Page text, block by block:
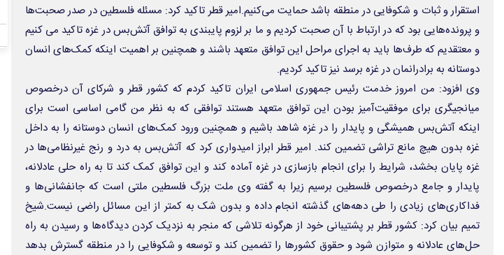
استقرار و ثبات و شکوفایی در منطقه باشد حمایت می‌کنیم.امیر قطر تاکید کرد: مسئله فلسطین در صدر صحبت‌ها
و پرونده‌هایی بود که در ارتباط با آن صحبت کردیم و ما بر لزوم پایبندی به توافق آتش‌بس در غزه تاکید می کنیم
و معتقدیم که طرف‌ها باید به اجرای مراحل این توافق متعهد باشند و همچنین بر اهمیت اینکه کمک‌های انسان
دوستانه به برادرانمان در غزه برسد نیز تاکید کردیم.
وی افزود: من امروز خدمت رئیس جمهوری اسلامی ایران تاکید کردم که کشور قطر و شرکای آن درخصوص
میانجیگری برای موفقیت‌آمیز بودن این توافق متعهد هستند توافقی که به نظر من گامی اساسی است برای
اینکه آتش‌بس همیشگی و پایدار را در غزه شاهد باشیم و همچنین ورود کمک‌های انسان دوستانه را به داخل
غزه بدون هیچ مانع تراشی تضمین کند. امیر قطر ابراز امیدواری کرد که آتش‌بس به درد و رنج غیرنظامی‌ها در
غزه پایان بخشد، شرایط را برای انجام بازسازی در غزه آماده‌ کند و این توافق کمک کند تا به راه حلی عادلانه،
پایدار و جامع درخصوص فلسطین برسیم زیرا به گفته وی ملت بزرگ فلسطین ملتی است که جانفشانی‌ها و
فداکاری‌های زیادی را طی دهه‌های گذشته انجام داده و بدون شک به کمتر از این مسائل راضی نیست.شیخ
تمیم بیان کرد: کشور قطر بر پشتیبانی خود از هرگونه تلاشی که منجر به نزدیک کردن دیدگاه‌ها و رسیدن به راه
حل‌های عادلانه و متوازن شود و حقوق کشورها را تضمین کند و توسعه و شکوفایی را در منطقه گسترش بدهد